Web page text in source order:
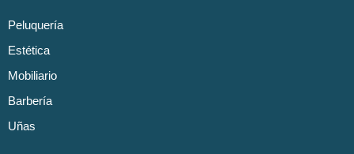
Peluquería
Estética
Mobiliario
Barbería
Uñas